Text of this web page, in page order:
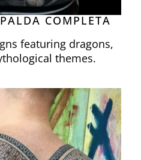
COMPLETA
featuring dragons,
themes.